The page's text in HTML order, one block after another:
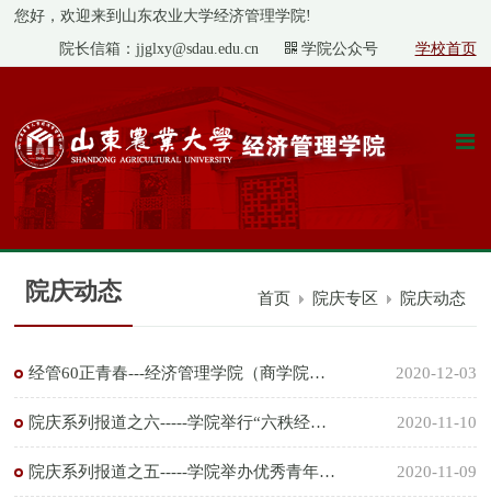
您好，欢迎来到山东农业大学经济管理学院!
院长信箱：jjglxy@sdau.edu.cn
学院公众号 学校首页
院庆动态 首页 院庆专区 院庆动态
经管60正青春---经济管理学院（商学院）60周年院庆特辑 2020-12-03
院庆系列报道之六-----学院举行“六秩经蕴，薪续华章”院庆文艺... 2020-11-10
院庆系列报道之五-----学院举办优秀青年校友成长报告会 2020-11-09